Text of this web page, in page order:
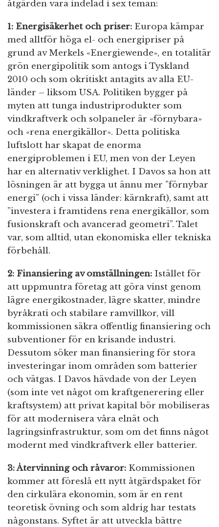
åtgärden vara indelad i sex teman:
1: Energisäkerhet och priser: Europa kämpar
med alltför höga el- och energipriser på
grund av Merkels «Energiewende», en totalitär
grön energipolitik som antogs i Tyskland
2010 och som okritiskt antagits av alla EU-
länder – liksom USA. Politiken bygger på
myten att tunga industriprodukter som
vindkraftverk och solpaneler är «förnybara»
och «rena energikällor». Detta politiska
luftslott har skapat de enorma
energiproblemen i EU, men von der Leyen
har en alternativ verklighet. I Davos sa hon att
lösningen är att bygga ut ännu mer ”förnybar
energi” (och i vissa länder: kärnkraft), samt att
”investera i framtidens rena energikällor, som
fusionskraft och avancerad geometri”. Talet
var, som alltid, utan ekonomiska eller tekniska
förbehåll.
2: Finansiering av omställningen: Istället för
att uppmuntra företag att göra vinst genom
lägre energikostnader, lägre skatter, mindre
byråkrati och stabilare ramvillkor, vill
kommissionen säkra offentlig finansiering och
subventioner för en krisande industri.
Dessutom söker man finansiering för stora
investeringar inom områden som batterier
och vätgas. I Davos hävdade von der Leyen
(som inte vet något om kraftgenerering eller
kraftsystem) att privat kapital bör mobiliseras
för att modernisera våra elnät och
lagringsinfrastruktur, som om det finns något
modernt med vindkraftverk eller batterier.
3: Återvinning och råvaror: Kommissionen
kommer att föreslå ett nytt åtgärdspaket för
den cirkulära ekonomin, som är en rent
teoretisk övning och som aldrig har testats
någonstans. Syftet är att utveckla bättre